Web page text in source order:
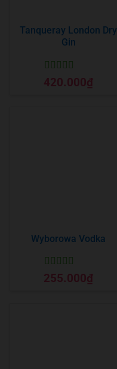
Tanqueray London Dry
Gin
Được xếp
hạng55 sao
420.000₫
Wyborowa Vodka
Được xếp
hạng55 sao
255.000₫